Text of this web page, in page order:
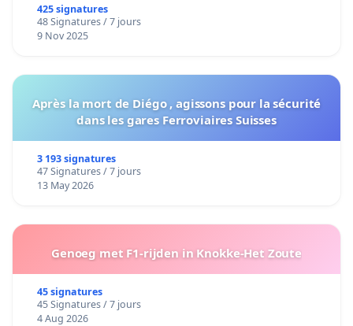
425 signatures
48 Signatures / 7 jours
9 Nov 2025
Après la mort de Diégo , agissons pour la sécurité
dans les gares Ferroviaires Suisses
3 193 signatures
47 Signatures / 7 jours
13 May 2026
Genoeg met F1-rijden in Knokke-Het Zoute
45 signatures
45 Signatures / 7 jours
4 Aug 2026